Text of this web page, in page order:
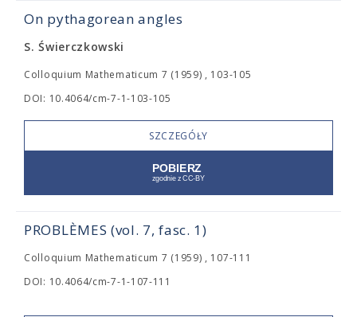
On pythagorean angles
S. Świerczkowski
Colloquium Mathematicum 7 (1959) , 103-105
DOI: 10.4064/cm-7-1-103-105
SZCZEGÓŁY
PROBLÈMES (vol. 7, fasc. 1)
Colloquium Mathematicum 7 (1959) , 107-111
DOI: 10.4064/cm-7-1-107-111